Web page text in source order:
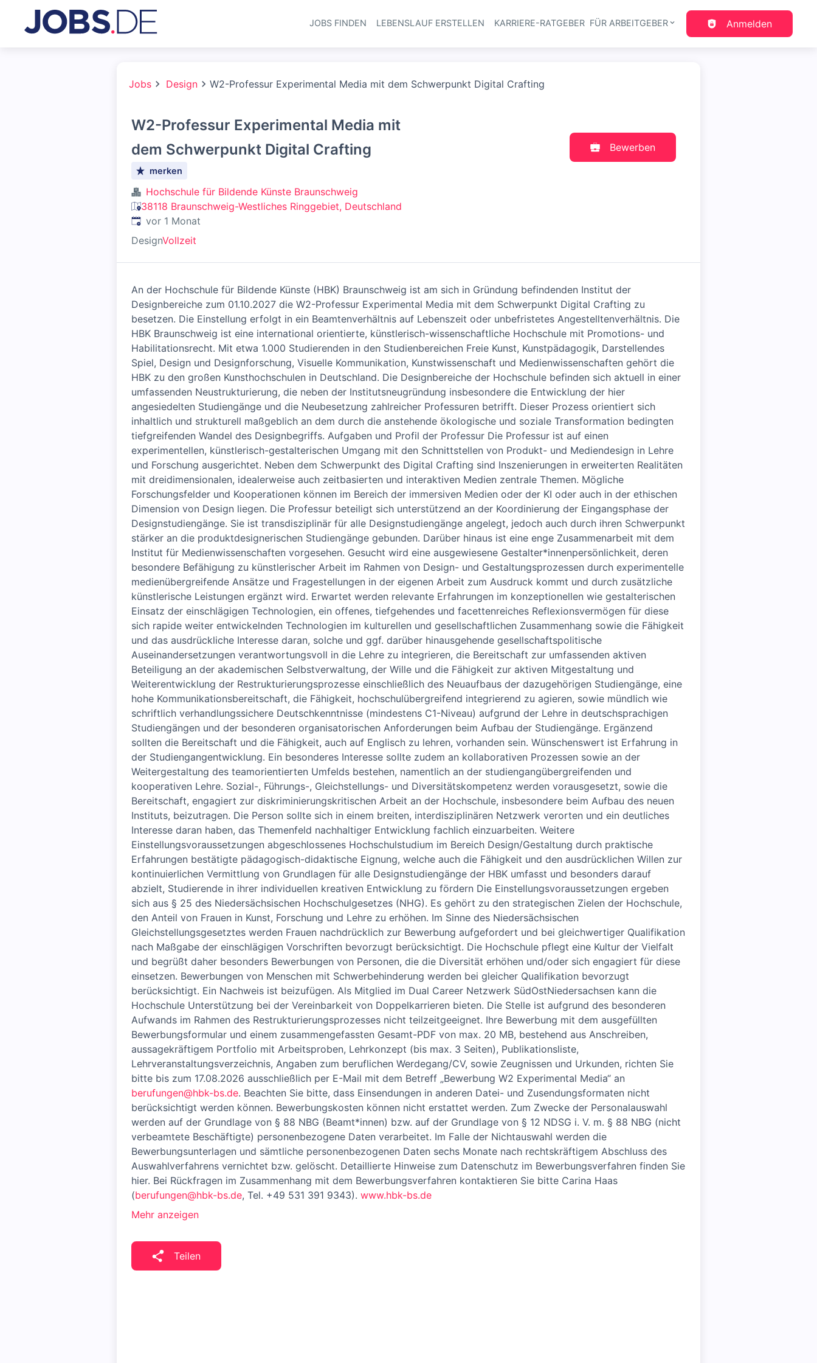
Haupt-Navigation
JOBS FINDEN LEBENSLAUF ERSTELLEN KARRIERE-RATGEBER FÜR ARBEITGEBER Anmelden
Jobs Design W2-Professur Experimental Media mit dem Schwerpunkt Digital Crafting
W2-Professur Experimental Media mit
dem Schwerpunkt Digital Crafting
merken
Hochschule für Bildende Künste Braunschweig
38118 Braunschweig-Westliches Ringgebiet, Deutschland
Veröffentlicht:
vor 1 Monat
DesignVollzeit
Bewerben
An der Hochschule für Bildende Künste (HBK) Braunschweig ist am sich in Gründung befindenden Institut der
Designbereiche zum 01.10.2027 die W2-Professur Experimental Media mit dem Schwerpunkt Digital Crafting zu
besetzen. Die Einstellung erfolgt in ein Beamtenverhältnis auf Lebenszeit oder unbefristetes Angestelltenverhältnis. Die
HBK Braunschweig ist eine international orientierte, künstlerisch-wissenschaftliche Hochschule mit Promotions- und
Habilitationsrecht. Mit etwa 1.000 Studierenden in den Studienbereichen Freie Kunst, Kunstpädagogik, Darstellendes
Spiel, Design und Designforschung, Visuelle Kommunikation, Kunstwissenschaft und Medienwissenschaften gehört die
HBK zu den großen Kunsthochschulen in Deutschland. Die Designbereiche der Hochschule befinden sich aktuell in einer
umfassenden Neustrukturierung, die neben der Institutsneugründung insbesondere die Entwicklung der hier
angesiedelten Studiengänge und die Neubesetzung zahlreicher Professuren betrifft. Dieser Prozess orientiert sich
inhaltlich und strukturell maßgeblich an dem durch die anstehende ökologische und soziale Transformation bedingten
tiefgreifenden Wandel des Designbegriffs. Aufgaben und Profil der Professur Die Professur ist auf einen
experimentellen, künstlerisch-gestalterischen Umgang mit den Schnittstellen von Produkt- und Mediendesign in Lehre
und Forschung ausgerichtet. Neben dem Schwerpunkt des Digital Crafting sind Inszenierungen in erweiterten Realitäten
mit dreidimensionalen, idealerweise auch zeitbasierten und interaktiven Medien zentrale Themen. Mögliche
Forschungsfelder und Kooperationen können im Bereich der immersiven Medien oder der KI oder auch in der ethischen
Dimension von Design liegen. Die Professur beteiligt sich unterstützend an der Koordinierung der Eingangsphase der
Designstudiengänge. Sie ist transdisziplinär für alle Designstudiengänge angelegt, jedoch auch durch ihren Schwerpunkt
stärker an die produktdesignerischen Studiengänge gebunden. Darüber hinaus ist eine enge Zusammenarbeit mit dem
Institut für Medienwissenschaften vorgesehen. Gesucht wird eine ausgewiesene Gestalter*innenpersönlichkeit, deren
besondere Befähigung zu künstlerischer Arbeit im Rahmen von Design- und Gestaltungsprozessen durch experimentelle
medienübergreifende Ansätze und Fragestellungen in der eigenen Arbeit zum Ausdruck kommt und durch zusätzliche
künstlerische Leistungen ergänzt wird. Erwartet werden relevante Erfahrungen im konzeptionellen wie gestalterischen
Einsatz der einschlägigen Technologien, ein offenes, tiefgehendes und facettenreiches Reflexionsvermögen für diese
sich rapide weiter entwickelnden Technologien im kulturellen und gesellschaftlichen Zusammenhang sowie die Fähigkeit
und das ausdrückliche Interesse daran, solche und ggf. darüber hinausgehende gesellschaftspolitische
Auseinandersetzungen verantwortungsvoll in die Lehre zu integrieren, die Bereitschaft zur umfassenden aktiven
Beteiligung an der akademischen Selbstverwaltung, der Wille und die Fähigkeit zur aktiven Mitgestaltung und
Weiterentwicklung der Restrukturierungsprozesse einschließlich des Neuaufbaus der dazugehörigen Studiengänge, eine
hohe Kommunikationsbereitschaft, die Fähigkeit, hochschulübergreifend integrierend zu agieren, sowie mündlich wie
schriftlich verhandlungssichere Deutschkenntnisse (mindestens C1-Niveau) aufgrund der Lehre in deutschsprachigen
Studiengängen und der besonderen organisatorischen Anforderungen beim Aufbau der Studiengänge. Ergänzend
sollten die Bereitschaft und die Fähigkeit, auch auf Englisch zu lehren, vorhanden sein. Wünschenswert ist Erfahrung in
der Studiengangentwicklung. Ein besonderes Interesse sollte zudem an kollaborativen Prozessen sowie an der
Weitergestaltung des teamorientierten Umfelds bestehen, namentlich an der studiengangübergreifenden und
kooperativen Lehre. Sozial-, Führungs-, Gleichstellungs- und Diversitätskompetenz werden vorausgesetzt, sowie die
Bereitschaft, engagiert zur diskriminierungskritischen Arbeit an der Hochschule, insbesondere beim Aufbau des neuen
Instituts, beizutragen. Die Person sollte sich in einem breiten, interdisziplinären Netzwerk verorten und ein deutliches
Interesse daran haben, das Themenfeld nachhaltiger Entwicklung fachlich einzuarbeiten. Weitere
Einstellungsvoraussetzungen abgeschlossenes Hochschulstudium im Bereich Design/Gestaltung durch praktische
Erfahrungen bestätigte pädagogisch-didaktische Eignung, welche auch die Fähigkeit und den ausdrücklichen Willen zur
kontinuierlichen Vermittlung von Grundlagen für alle Designstudiengänge der HBK umfasst und besonders darauf
abzielt, Studierende in ihrer individuellen kreativen Entwicklung zu fördern Die Einstellungsvoraussetzungen ergeben
sich aus § 25 des Niedersächsischen Hochschulgesetzes (NHG). Es gehört zu den strategischen Zielen der Hochschule,
den Anteil von Frauen in Kunst, Forschung und Lehre zu erhöhen. Im Sinne des Niedersächsischen
Gleichstellungsgesetztes werden Frauen nachdrücklich zur Bewerbung aufgefordert und bei gleichwertiger Qualifikation
nach Maßgabe der einschlägigen Vorschriften bevorzugt berücksichtigt. Die Hochschule pflegt eine Kultur der Vielfalt
und begrüßt daher besonders Bewerbungen von Personen, die die Diversität erhöhen und/oder sich engagiert für diese
einsetzen. Bewerbungen von Menschen mit Schwerbehinderung werden bei gleicher Qualifikation bevorzugt
berücksichtigt. Ein Nachweis ist beizufügen. Als Mitglied im Dual Career Netzwerk SüdOstNiedersachsen kann die
Hochschule Unterstützung bei der Vereinbarkeit von Doppelkarrieren bieten. Die Stelle ist aufgrund des besonderen
Aufwands im Rahmen des Restrukturierungsprozesses nicht teilzeitgeeignet. Ihre Bewerbung mit dem ausgefüllten
Bewerbungsformular und einem zusammengefassten Gesamt-PDF von max. 20 MB, bestehend aus Anschreiben,
aussagekräftigem Portfolio mit Arbeitsproben, Lehrkonzept (bis max. 3 Seiten), Publikationsliste,
Lehrveranstaltungsverzeichnis, Angaben zum beruflichen Werdegang/CV, sowie Zeugnissen und Urkunden, richten Sie
bitte bis zum 17.08.2026 ausschließlich per E-Mail mit dem Betreff „Bewerbung W2 Experimental Media“ an
berufungen@hbk-bs.de. Beachten Sie bitte, dass Einsendungen in anderen Datei- und Zusendungsformaten nicht
berücksichtigt werden können. Bewerbungskosten können nicht erstattet werden. Zum Zwecke der Personalauswahl
werden auf der Grundlage von § 88 NBG (Beamt*innen) bzw. auf der Grundlage von § 12 NDSG i. V. m. § 88 NBG (nicht
verbeamtete Beschäftigte) personenbezogene Daten verarbeitet. Im Falle der Nichtauswahl werden die
Bewerbungsunterlagen und sämtliche personenbezogenen Daten sechs Monate nach rechtskräftigem Abschluss des
Auswahlverfahrens vernichtet bzw. gelöscht. Detaillierte Hinweise zum Datenschutz im Bewerbungsverfahren finden Sie
hier. Bei Rückfragen im Zusammenhang mit dem Bewerbungsverfahren kontaktieren Sie bitte Carina Haas
(berufungen@hbk-bs.de, Tel. +49 531 391 9343). www.hbk-bs.de
Mehr anzeigen
Teilen